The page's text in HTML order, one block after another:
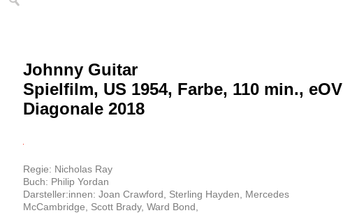
Johnny Guitar
Spielfilm, US 1954, Farbe, 110 min., eOV
Diagonale 2018
Regie: Nicholas Ray
Buch: Philip Yordan
Darsteller:innen: Joan Crawford, Sterling Hayden, Mercedes
McCambridge, Scott Brady, Ward Bond,